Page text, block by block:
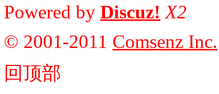
Powered by Discuz! X2
© 2001-2011 Comsenz Inc.
回顶部